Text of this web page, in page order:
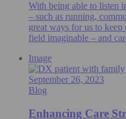
With being able to listen
– such as running,
great ways for us to
field imaginable – and
Image
September 26, 2023
Blog
Enhancing Care